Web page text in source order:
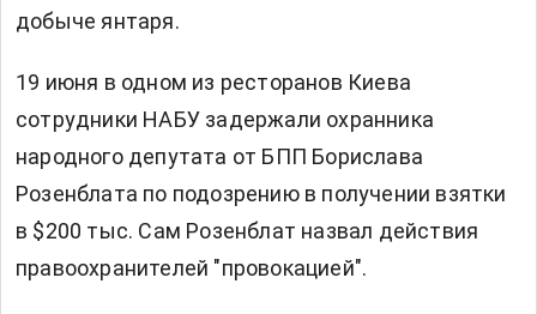
добыче янтаря.
19 июня в одном из ресторанов Киева
сотрудники НАБУ задержали охранника
народного депутата от БПП Борислава
Розенблата по подозрению в получении взятки
в $200 тыс. Сам Розенблат назвал действия
правоохранителей "провокацией".